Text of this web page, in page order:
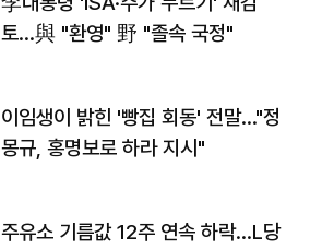
토…與 "환영" 野 "졸속 국정"
이임생이 밝힌 '빵집 회동' 전말…"정
몽규, 홍명보로 하라 지시"
주유소 기름값 12주 연속 하락…L당